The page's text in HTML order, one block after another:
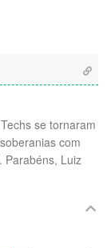
se tornaram
com
Parabéns, Luiz